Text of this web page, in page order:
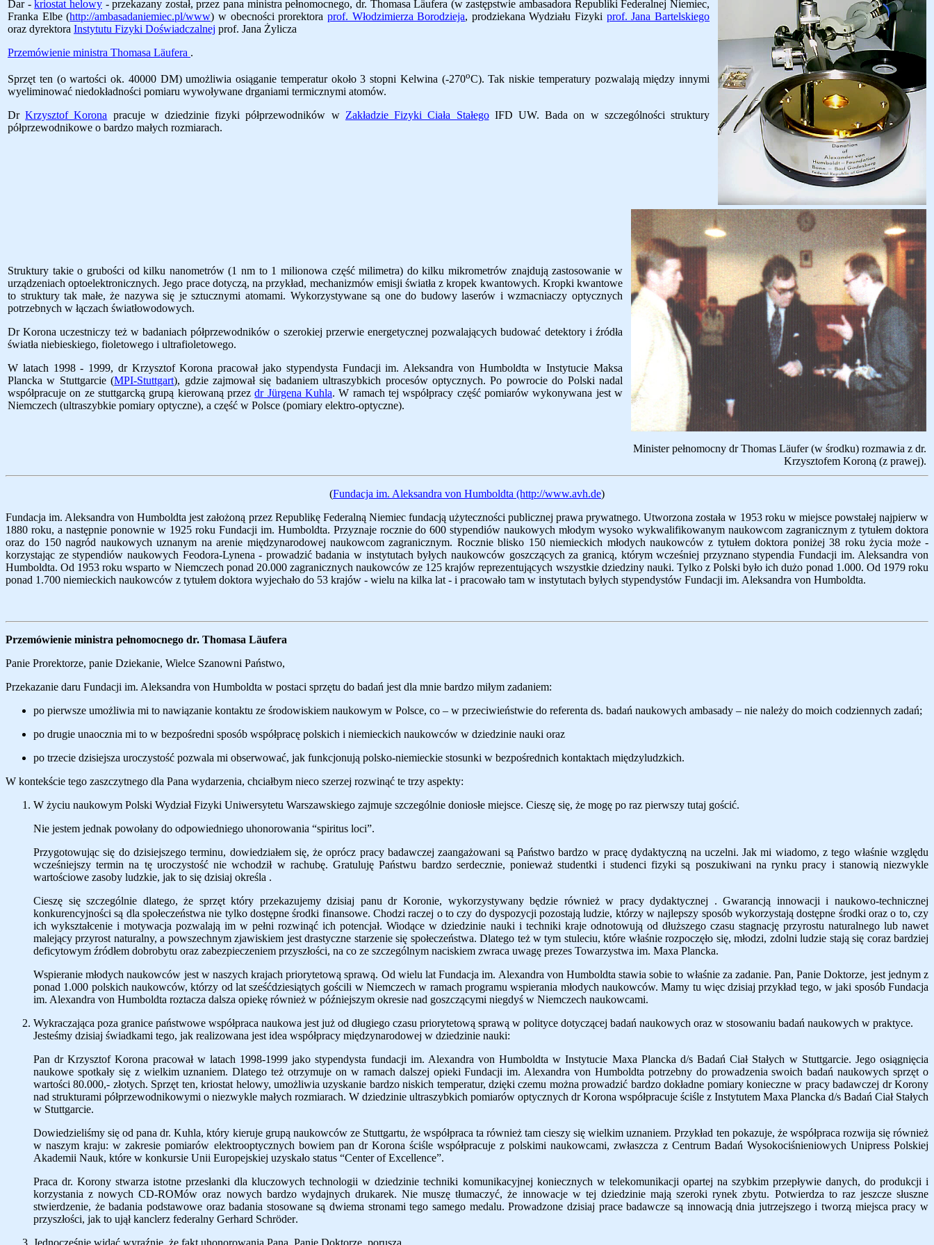
Dar -kriostat helowy- przekazany został, przez pana ministra pełnomocnego, dr. Thomasa Läufera (w zastępstwie ambasadora Republiki Federalnej Niemiec,
Franka Elbe (http://ambasadaniemiec.pl/www) w obecności prorektora prof. Włodzimierza Borodzieja, prodziekana Wydziału Fizyki prof. Jana Bartelskiego
oraz dyrektora Instytutu Fizyki Doświadczalnej prof. Jana Żylicza
Przemówienie ministra Thomasa Läufera .
Sprzęt ten (o wartości ok. 40000 DM) umożliwia osiąganie temperatur około 3 stopni Kelwina (-270oC). Tak niskie temperatury pozwalają między innymi
wyeliminować niedokładności pomiaru wywoływane drganiami termicznymi atomów.
DrKrzysztof Korona pracuje w dziedzinie fizyki półprzewodników w Zakładzie Fizyki Ciała StałegoIFD UW. Bada on w szczególności struktury
półprzewodnikowe o bardzo małych rozmiarach.
Struktury takie o grubości od kilku nanometrów (1 nm to 1 milionowa część milimetra) do kilku mikrometrów znajdują zastosowanie w
urządzeniach optoelektronicznych. Jego prace dotyczą, na przykład, mechanizmów emisji światła z kropek kwantowych. Kropki kwantowe
to struktury tak małe, że nazywa się je sztucznymi atomami. Wykorzystywane są one do budowy laserów i wzmacniaczy optycznych
potrzebnych w łączach światłowodowych.
Dr Korona uczestniczy też w badaniach półprzewodników o szerokiej przerwie energetycznej pozwalających budować detektory i źródła
światła niebieskiego, fioletowego i ultrafioletowego.
W latach 1998 - 1999, dr Krzysztof Korona pracował jako stypendysta Fundacji im. Aleksandra von Humboldta w Instytucie Maksa
Plancka w Stuttgarcie (MPI-Stuttgart), gdzie zajmował się badaniem ultraszybkich procesów optycznych. Po powrocie do Polski nadal
współpracuje on ze stuttgarcką grupą kierowaną przezdr Jürgena Kuhla. W ramach tej współpracy część pomiarów wykonywana jest w
Niemczech (ultraszybkie pomiary optyczne), a część w Polsce (pomiary elektro-optyczne).
Minister pełnomocny dr Thomas Läufer (w środku) rozmawia z dr.
Krzysztofem Koroną (z prawej).
(Fundacja im. Aleksandra von Humboldta (http://www.avh.de)
Fundacja im. Aleksandra von Humboldta jest założoną przez Republikę Federalną Niemiec fundacją użyteczności publicznej prawa prywatnego. Utworzona została w 1953 roku w miejsce powstałej najpierw w
1880 roku, a następnie ponownie w 1925 roku Fundacji im. Humboldta. Przyznaje rocznie do 600 stypendiów naukowych młodym wysoko wykwalifikowanym naukowcom zagranicznym z tytułem doktora
oraz do 150 nagród naukowych uznanym na arenie międzynarodowej naukowcom zagranicznym. Rocznie blisko 150 niemieckich młodych naukowców z tytułem doktora poniżej 38 roku życia może -
korzystając ze stypendiów naukowych Feodora-Lynena - prowadzić badania w instytutach byłych naukowców goszczących za granicą, którym wcześniej przyznano stypendia Fundacji im. Aleksandra von
Humboldta. Od 1953 roku wsparto w Niemczech ponad 20.000 zagranicznych naukowców ze 125 krajów reprezentujących wszystkie dziedziny nauki. Tylko z Polski było ich dużo ponad 1.000. Od 1979 roku
ponad 1.700 niemieckich naukowców z tytułem doktora wyjechało do 53 krajów - wielu na kilka lat - i pracowało tam w instytutach byłych stypendystów Fundacji im. Aleksandra von Humboldta.
Przemówienie ministra pełnomocnego dr. Thomasa Läufera
Panie Prorektorze, panie Dziekanie, Wielce Szanowni Państwo,
Przekazanie daru Fundacji im. Aleksandra von Humboldta w postaci sprzętu do badań jest dla mnie bardzo miłym zadaniem:
po pierwsze umożliwia mi to nawiązanie kontaktu ze środowiskiem naukowym w Polsce, co – w przeciwieństwie do referenta ds. badań naukowych ambasady – nie należy do moich codziennych zadań;
po drugie unaocznia mi to w bezpośredni sposób współpracę polskich i niemieckich naukowców w dziedzinie nauki oraz
po trzecie dzisiejsza uroczystość pozwala mi obserwować, jak funkcjonują polsko-niemieckie stosunki w bezpośrednich kontaktach międzyludzkich.
W kontekście tego zaszczytnego dla Pana wydarzenia, chciałbym nieco szerzej rozwinąć te trzy aspekty:
W życiu naukowym Polski Wydział Fizyki Uniwersytetu Warszawskiego zajmuje szczególnie doniosłe miejsce. Cieszę się, że mogę po raz pierwszy tutaj gościć.
Nie jestem jednak powołany do odpowiedniego uhonorowania “spiritus loci”.
Przygotowując się do dzisiejszego terminu, dowiedziałem się, że oprócz pracy badawczej zaangażowani są Państwo bardzo w pracę dydaktyczną na uczelni. Jak mi wiadomo, z tego właśnie względu
wcześniejszy termin na tę uroczystość nie wchodził w rachubę. Gratuluję Państwu bardzo serdecznie, ponieważ studentki i studenci fizyki są poszukiwani na rynku pracy i stanowią niezwykle
wartościowe zasoby ludzkie, jak to się dzisiaj określa .
Cieszę się szczególnie dlatego, że sprzęt który przekazujemy dzisiaj panu drKoronie, wykorzystywany będzie również w pracy dydaktycznej . Gwarancją innowacji i naukowo-technicznej
konkurencyjności są dla społeczeństwa nie tylko dostępne środki finansowe. Chodzi raczej o to czy do dyspozycji pozostają ludzie, którzy w najlepszy sposób wykorzystają dostępne środki oraz o to, czy
ich wykształcenie i motywacja pozwalają im w pełni rozwinąć ich potencjał. Wiodące w dziedzinie nauki i techniki kraje odnotowują od dłuższego czasu stagnację przyrostu naturalnego lub nawet
malejący przyrost naturalny, a powszechnym zjawiskiem jest drastyczne starzenie się społeczeństwa. Dlatego też w tym stuleciu, które właśnie rozpoczęło się, młodzi, zdolni ludzie stają się coraz bardziej
deficytowym źródłem dobrobytu oraz zabezpieczeniem przyszłości, na co ze szczególnym naciskiem zwraca uwagę prezes Towarzystwa im. Maxa Plancka.
Wspieranie młodych naukowców jest w naszych krajach priorytetową sprawą. Od wielu lat Fundacja im. Alexandra von Humboldta stawia sobie to właśnie za zadanie. Pan, Panie Doktorze, jest jednym z
ponad 1.000 polskich naukowców, którzy od lat sześćdziesiątych gościli w Niemczech w ramach programu wspierania młodych naukowców. Mamy tu więc dzisiaj przykład tego, w jaki sposób Fundacja
im. Alexandra von Humboldta roztacza dalsza opiekę również w późniejszym okresie nad goszczącymi niegdyś w Niemczech naukowcami.
Wykraczająca poza granice państwowe współpraca naukowa jest już od długiego czasu priorytetową sprawą w polityce dotyczącej badań naukowych oraz w stosowaniu badań naukowych w praktyce.
Jesteśmy dzisiaj świadkami tego, jak realizowana jest idea współpracy międzynarodowej w dziedzinie nauki:
Pan dr Krzysztof Korona pracował w latach 1998-1999 jako stypendysta fundacji im. Alexandra von Humboldta w Instytucie Maxa Plancka d/s Badań Ciał Stałych w Stuttgarcie. Jego osiągnięcia
naukowe spotkały się z wielkim uznaniem. Dlatego też otrzymuje on w ramach dalszej opieki Fundacji im. Alexandra von Humboldta potrzebny do prowadzenia swoich badań naukowych sprzęt o
wartości 80.000,- złotych. Sprzęt ten, kriostat helowy, umożliwia uzyskanie bardzo niskich temperatur, dzięki czemu można prowadzić bardzo dokładne pomiarykonieczne w pracy badawczej dr Korony
nad strukturami półprzewodnikowymi o niezwykle małych rozmiarach. W dziedzinie ultraszybkich pomiarów optycznych dr Korona współpracuje ściśle z Instytutem Maxa Plancka d/s Badań Ciał Stałych
w Stuttgarcie.
Dowiedzieliśmy się od pana dr. Kuhla, który kieruje grupą naukowców ze Stuttgartu, że współpraca ta również tam cieszy się wielkim uznaniem. Przykład ten pokazuje, że współpraca rozwija się również
w naszym kraju: w zakresie pomiarów elektrooptycznych bowiem pan dr Korona ściśle współpracuje z polskimi naukowcami, zwłaszcza z Centrum Badań Wysokociśnieniowych Unipress Polskiej
Akademii Nauk, które w konkursie Unii Europejskiej uzyskało status “Center of Excellence”.
Praca dr. Korony stwarza istotne przesłanki dla kluczowych technologii w dziedzinie techniki komunikacyjnej koniecznych w telekomunikacji opartej na szybkim przepływie danych, do produkcji i
korzystania z nowych CD-ROMów oraz nowych bardzo wydajnych drukarek. Nie muszę tłumaczyć, że innowacje w tej dziedzinie mają szeroki rynek zbytu. Potwierdza to raz jeszcze słuszne
stwierdzenie, że badania podstawowe oraz badania stosowane są dwiema stronami tego samego medalu. Prowadzone dzisiaj prace badawcze są innowacją dnia jutrzejszego i tworzą miejsca pracy w
przyszłości, jak to ujął kanclerz federalny Gerhard Schröder.
Jednocześnie widać wyraźnie, że fakt uhonorowania Pana, Panie Doktorze, porusza